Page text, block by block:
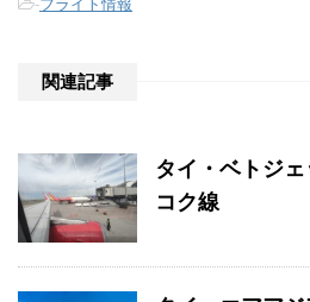
-フライト情報
関連記事
タイ・ベトジ
コク線